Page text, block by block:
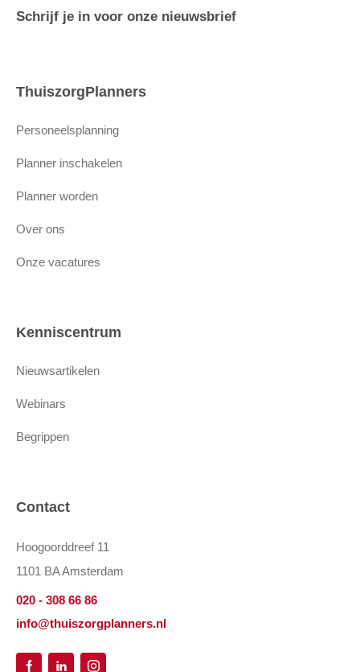
Schrijf je in voor onze nieuwsbrief
ThuiszorgPlanners
Personeelsplanning
Planner inschakelen
Planner worden
Over ons
Onze vacatures
Kenniscentrum
Nieuwsartikelen
Webinars
Begrippen
Contact
Hoogoorddreef 11
1101 BA Amsterdam
020 - 308 66 86
info@thuiszorgplanners.nl